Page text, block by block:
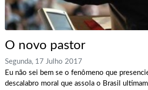
O novo pastor
Segunda, 17 Julho 2017
Eu não sei bem se o fenômeno que
descalabro moral que assola o Brasil